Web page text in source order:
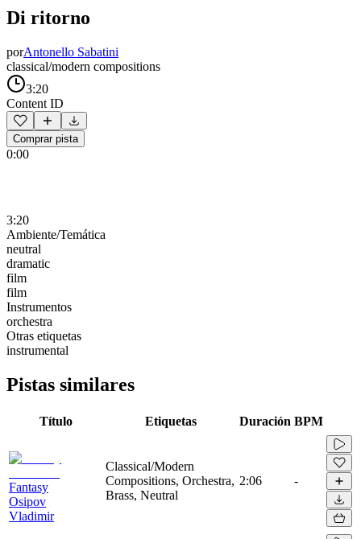
Di ritorno
porAntonello Sabatini
classical/modern compositions
3:20
Content ID
Comprar pista
0:00
3:20
Ambiente/Temática
neutral
dramatic
film
film
Instrumentos
orchestra
Otras etiquetas
instrumental
Pistas similares
Título Etiquetas Duración BPM
Fantasy
Osipov
Vladimir
Classical/Modern
Compositions, Orchestra,
Brass, Neutral
2:06 -